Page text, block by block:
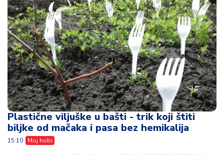
Plastične viljuške u bašti - trik koji štiti
biljke od mačaka i pasa bez hemikalija
15:10 Moj hobi